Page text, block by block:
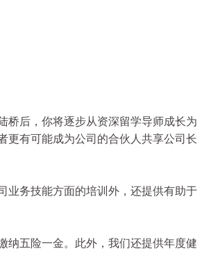
后，你将逐步从资深留学导师成长为
更有可能成为公司的合伙人共享公司长
务技能方面的培训外，还提供有助于
五险一金。此外，我们还提供年度健